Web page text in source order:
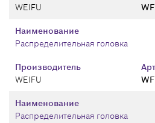
WEIFU
Производитель
WEIFU
Наименование
Распределительная головка
Наименование
Распределительная головка